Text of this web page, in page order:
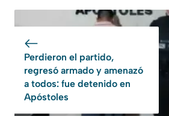
Perdieron el partido,
regresó armado y amenazó
a todos: fue detenido en
Apóstoles